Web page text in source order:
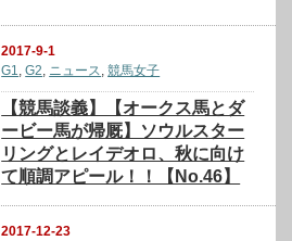
2017-9-1
G1
,G2 ニュース ,競馬女子
【競馬談義】【オークス馬とダ
ービー馬が帰厩】ソウルスター
リングとレイデオロ、秋に向け
て順調アピール！！【No.46】
2017-12-23